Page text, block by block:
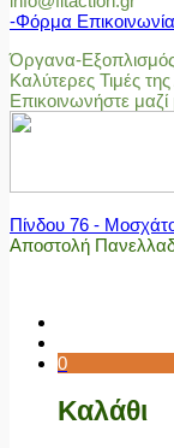
-Φόρμα
Όργανα-Εξοπλισμός
Καλύτερες Τιμές
Επικοινωνήστε μαζί
Πίνδου 76 -
Αποστολή
0
Καλάθι